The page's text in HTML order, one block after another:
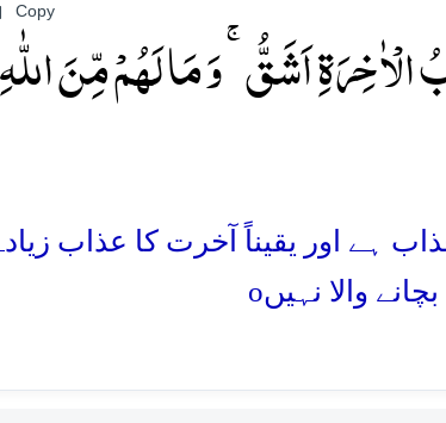
Copy
الۡاٰخِرَۃِ اَشَقُّ ۚ وَ مَا لَہُمۡ مِّنَ
ہے اور یقیناً آخرت کا عذاب
والا نہیںo